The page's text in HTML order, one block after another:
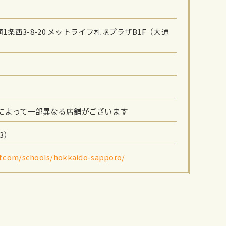
条西3-8-20 メットライフ札幌プラザB1F（大通
って一部異なる店舗がございます
schools/hokkaido-sapporo/